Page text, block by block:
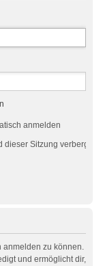
anmelden
Sitzung verbergen
anmelden zu können.
und ermöglicht dir,